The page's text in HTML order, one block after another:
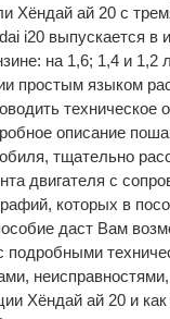
Хёндай ай 20 с
i20 выпускается в
на 1,6; 1,4 и 1,2
простым языком
техническое
описание
тщательно
двигателя с
которых в
даст Вам
подробными
Хёндай ай 20 и как